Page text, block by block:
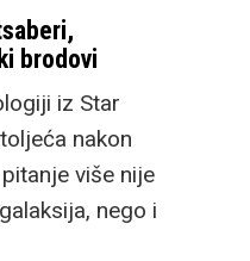
brodovi
iz Star
nakon
više nije
nego i